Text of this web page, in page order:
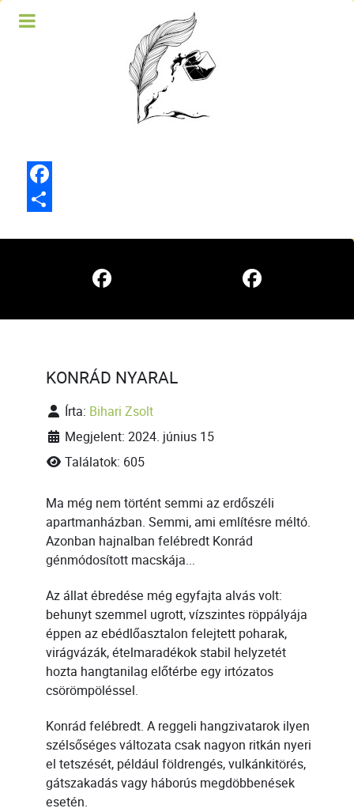
Facebook
KONRÁD NYARAL
Írta: Bihari Zsolt
Megjelent: 2024. június 15
Találatok: 605
Ma még nem történt semmi az erdőszéli
apartmanházban. Semmi, ami említésre méltó.
Azonban hajnalban felébredt Konrád
génmódosított macskája...
Az állat ébredése még egyfajta alvás volt:
behunyt szemmel ugrott, vízszintes röppályája
éppen az ebédlőasztalon felejtett poharak,
virágvázák, ételmaradékok stabil helyzetét
hozta hangtanilag előtérbe egy irtózatos
csörömpöléssel.
Konrád felébredt. A reggeli hangzivatarok ilyen
szélsőséges változata csak nagyon ritkán nyeri
el tetszését, például földrengés, vulkánkitörés,
gátszakadás vagy háborús megdöbbenések
esetén.